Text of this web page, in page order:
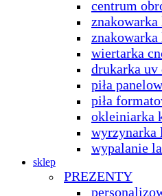
centrum
znakowarka
znakowarka
wiertarka
drukarka uv
piła
piła
okleiniarka
wyrzynarka
wypalanie
sklep
PREZENTY